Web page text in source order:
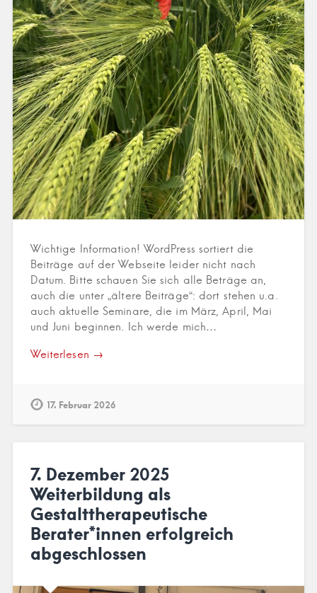
Wichtige Information! WordPress sortiert die
Beiträge auf der Webseite leider nicht nach
Datum. Bitte schauen Sie sich alle Beträge an,
auch die unter „ältere Beiträge“: dort stehen u.a.
auch aktuelle Seminare, die im März, April, Mai
und Juni beginnen. Ich werde mich…
Weiterlesen →
17. Februar 2026
7. Dezember 2025
Weiterbildung als
Gestalttherapeutische
Berater*innen erfolgreich
abgeschlossen